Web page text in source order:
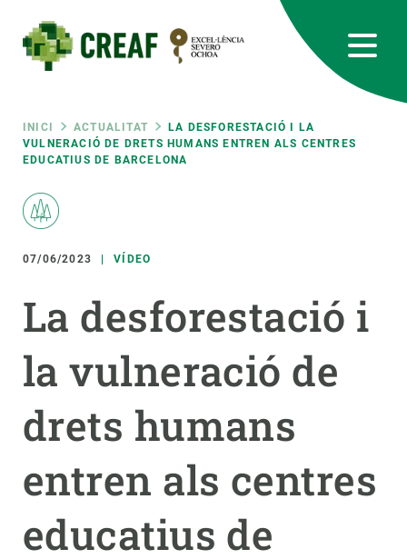
contingut
Fil
d'ariadna
INICI ACTUALITAT
LA DESFORESTACIÓ I LA
VULNERACIÓ DE DRETS HUMANS ENTREN ALS CENTRES
EDUCATIUS DE BARCELONA
07/06/2023 VÍDEO
La desforestació i
la vulneració de
drets humans
entren als centres
educatius de
RRSS
Featured
responsive
Responsive
menu
RECERCA
CIÈNCIA EN ACCIÓ
NOTÍCIES I AGENDA